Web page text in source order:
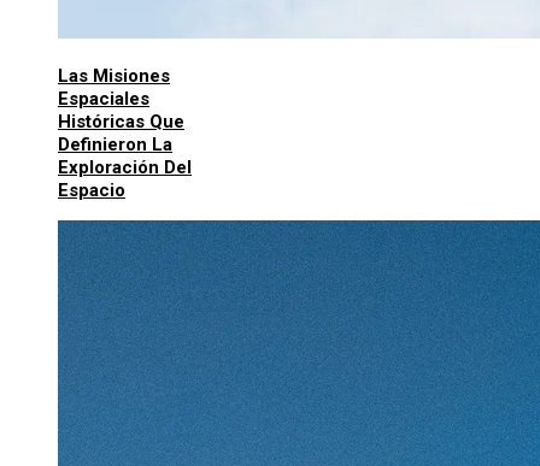
Las Misiones
Espaciales
Históricas Que
Definieron La
Exploración Del
Espacio